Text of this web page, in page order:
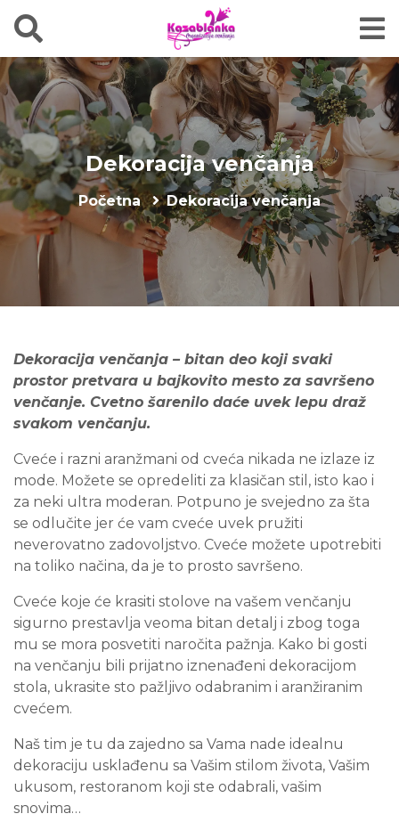
Dekoracija venčanja
Početna Dekoracija venčanja
Dekoracija venčanja – bitan deo koji svaki
prostor pretvara u bajkovito mesto za savršeno
venčanje. Cvetno šarenilo daće uvek lepu draž
svakom venčanju.
Cveće i razni aranžmani od cveća nikada ne izlaze iz
mode. Možete se opredeliti za klasičan stil, isto kao i
za neki ultra moderan. Potpuno je svejedno za šta
se odlučite jer će vam cveće uvek pružiti
neverovatno zadovoljstvo. Cveće možete upotrebiti
na toliko načina, da je to prosto savršeno.
Cveće koje će krasiti stolove na vašem venčanju
sigurno prestavlja veoma bitan detalj i zbog toga
mu se mora posvetiti naročita pažnja. Kako bi gosti
na venčanju bili prijatno iznenađeni dekoracijom
stola, ukrasite sto pažljivo odabranim i aranžiranim
cvećem.
Naš tim je tu da zajedno sa Vama nade idealnu
dekoraciju usklađenu sa Vašim stilom života, Vašim
ukusom, restoranom koji ste odabrali, vašim
snovima…